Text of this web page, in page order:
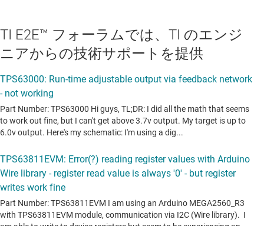
TI E2E™ フォーラムでは、TI のエンジ
ニアからの技術サポートを提供